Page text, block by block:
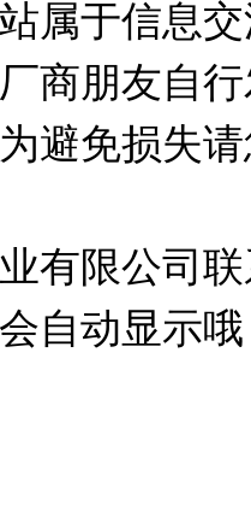
属于信息
商朋友自
避免损失
有限公司
自动显示哦